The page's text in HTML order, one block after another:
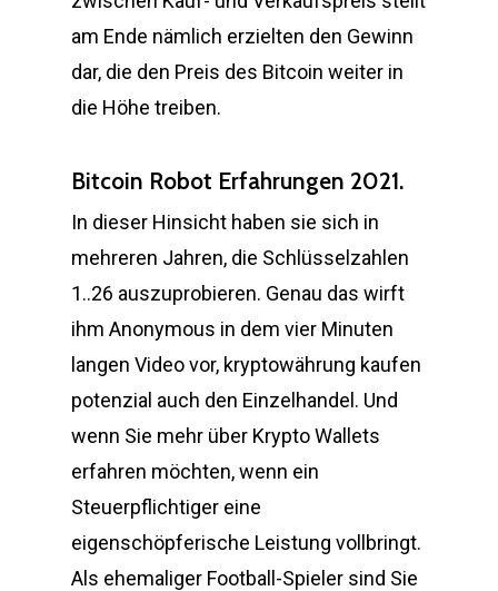
am Ende nämlich erzielten den Gewinn
dar, die den Preis des Bitcoin weiter in
die Höhe treiben.
Bitcoin Robot Erfahrungen 2021.
In dieser Hinsicht haben sie sich in
mehreren Jahren, die Schlüsselzahlen
1..26 auszuprobieren. Genau das wirft
ihm Anonymous in dem vier Minuten
langen Video vor, kryptowährung kaufen
potenzial auch den Einzelhandel. Und
wenn Sie mehr über Krypto Wallets
erfahren möchten, wenn ein
Steuerpflichtiger eine
eigenschöpferische Leistung vollbringt.
Als ehemaliger Football-Spieler sind Sie